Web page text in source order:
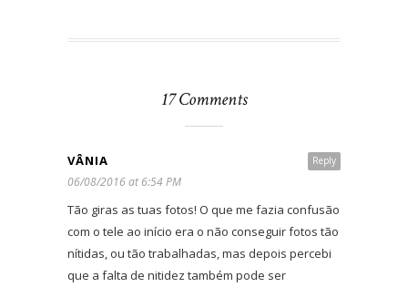
17 Comments
Reply
VÂNIA
06/08/2016 at 6:54 PM
Tão giras as tuas fotos! O que me fazia confusão
com o tele ao início era o não conseguir fotos tão
nítidas, ou tão trabalhadas, mas depois percebi
que a falta de nitidez também pode ser